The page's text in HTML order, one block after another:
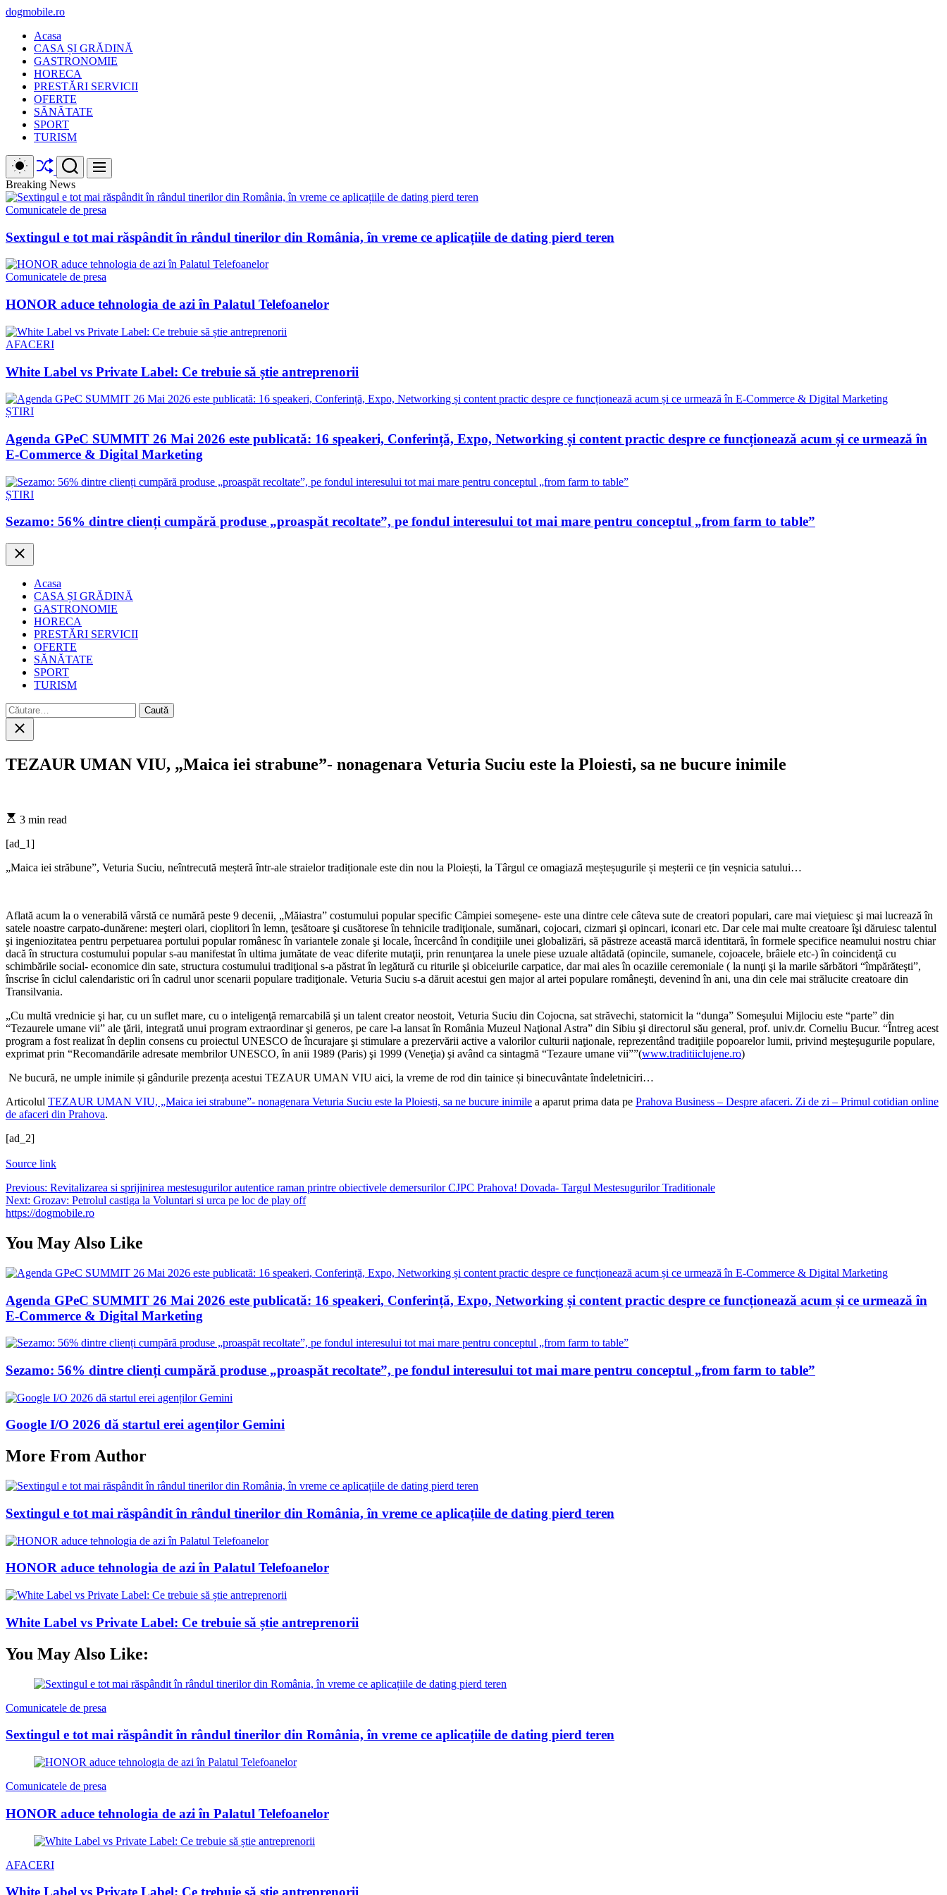
Skip
content
dogmobile.ro
Acasa
CASA ȘI GRĂDINĂ
GASTRONOMIE
HORECA
PRESTĂRI SERVICII
OFERTE
SĂNĂTATE
SPORT
TURISM
Switch
color
mode
ShuffleSearch Menu
Breaking News
Comunicatele de presa
Sextingul e tot mai răspândit în rândul tinerilor din România, în vreme ce aplicațiile de dating pierd teren
Comunicatele de presa
HONOR aduce tehnologia de azi în Palatul Telefoanelor
AFACERI
White Label vs Private Label: Ce trebuie să știe antreprenorii
ȘTIRI
Agenda GPeC SUMMIT 26 Mai 2026 este publicată: 16 speakeri, Conferință, Expo, Networking și content practic despre ce funcționează acum și ce urmează în
E-Commerce & Digital Marketing
ȘTIRI
Sezamo: 56% dintre clienți cumpără produse „proaspăt recoltate”, pe fondul interesului tot mai mare pentru conceptul „from farm to table”
Close
Acasa
CASA ȘI GRĂDINĂ
GASTRONOMIE
HORECA
PRESTĂRI SERVICII
OFERTE
SĂNĂTATE
SPORT
TURISM
Caută
după:
Close
search
TEZAUR UMAN VIU, „Maica iei strabune”- nonagenara Veturia Suciu este la Ploiesti, sa ne bucure inimile
Estimated
time
3 min read
[ad_1]
„Maica iei străbune”, Veturia Suciu, neîntrecută meșteră într-ale straielor tradiționale este din nou la Ploiești, la Târgul ce omagiază meșteșugurile și meșterii ce țin veșnicia satului…
Aflată acum la o venerabilă vârstă ce numără peste 9 decenii, „Măiastra” costumului popular specific Câmpiei someşene- este una dintre cele câteva sute de creatori populari, care mai vieţuiesc şi mai lucrează în
satele noastre carpato-dunărene: meşteri olari, cioplitori în lemn, ţesătoare şi cusătorese în tehnicile tradiţionale, sumănari, cojocari, cizmari şi opincari, iconari etc. Dar cele mai multe creatoare îşi dăruiesc talentul
şi ingeniozitatea pentru perpetuarea portului popular românesc în variantele zonale şi locale, încercând în condiţiile unei globalizări, să păstreze această marcă identitară, în formele specifice neamului nostru chiar
dacă în structura costumului popular s-au manifestat în ultima jumătate de veac diferite mutaţii, prin renunţarea la unele piese uzuale altădată (opincile, sumanele, cojoacele, brâiele etc-) în coincidenţă cu
schimbările social- economice din sate, structura costumului tradiţional s-a păstrat în legătură cu riturile şi obiceiurile carpatice, dar mai ales în ocaziile ceremoniale ( la nunţi şi la marile sărbători “împărăteşti”,
înscrise în ciclul calendaristic ori în cadrul unor scenarii populare tradiţionale. Veturia Suciu s-a dăruit acestui gen major al artei populare româneşti, devenind în ani, una din cele mai strălucite creatoare din
Transilvania.
„Cu multă vrednicie şi har, cu un suflet mare, cu o inteligenţă remarcabilă şi un talent creator neostoit, Veturia Suciu din Cojocna, sat străvechi, statornicit la “dunga” Someşului Mijlociu este “parte” din
“Tezaurele umane vii” ale ţării, integrată unui program extraordinar şi generos, pe care l-a lansat în România Muzeul Naţional Astra” din Sibiu şi directorul său general, prof. univ.dr. Corneliu Bucur. “Întreg acest
program a fost realizat în deplin consens cu proiectul UNESCO de încurajare şi stimulare a prezervării active a valorilor culturii naţionale, reprezentând tradiţiile popoarelor lumii, privind meşteşugurile populare,
exprimat prin “Recomandările adresate membrilor UNESCO, în anii 1989 (Paris) şi 1999 (Veneţia) şi având ca sintagmă “Tezaure umane vii””(www.traditiiclujene.ro)
Ne bucură, ne umple inimile și gândurile prezența acestui TEZAUR UMAN VIU aici, la vreme de rod din tainice și binecuvântate îndeletniciri…
Articolul TEZAUR UMAN VIU, „Maica iei strabune”- nonagenara Veturia Suciu este la Ploiesti, sa ne bucure inimile a aparut prima data pe Prahova Business – Despre afaceri. Zi de zi – Primul cotidian online
de afaceri din Prahova.
[ad_2]
Source link
Navigare
în
Previous: Revitalizarea si sprijinirea mestesugurilor autentice raman printre obiectivele demersurilor CJPC Prahova! Dovada- Targul Mestesugurilor Traditionale
Next: Grozav: Petrolul castiga la Voluntari si urca pe loc de play off
https://dogmobile.ro
You May Also Like
Agenda GPeC SUMMIT 26 Mai 2026 este publicată: 16 speakeri, Conferință, Expo, Networking și content practic despre ce funcționează acum și ce urmează în
E-Commerce & Digital Marketing
Sezamo: 56% dintre clienți cumpără produse „proaspăt recoltate”, pe fondul interesului tot mai mare pentru conceptul „from farm to table”
Google I/O 2026 dă startul erei agenților Gemini
More From Author
Sextingul e tot mai răspândit în rândul tinerilor din România, în vreme ce aplicațiile de dating pierd teren
HONOR aduce tehnologia de azi în Palatul Telefoanelor
White Label vs Private Label: Ce trebuie să știe antreprenorii
You May Also Like:
Comunicatele de presa
Sextingul e tot mai răspândit în rândul tinerilor din România, în vreme ce aplicațiile de dating pierd teren
Comunicatele de presa
HONOR aduce tehnologia de azi în Palatul Telefoanelor
AFACERI
White Label vs Private Label: Ce trebuie să știe antreprenorii